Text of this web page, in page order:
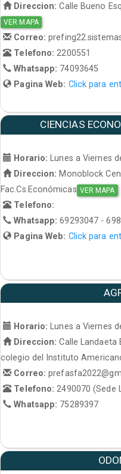
Direccion: Calle Bueno
VER MAPA
Correo:
Telefono: 2200551
Whatsapp: 74093645
Pagina Web: Click para
CIENCIAS
Horario: Lunes a Viernes
Direccion: Monoblock
Fac.Cs.Económicas VER MAPA
Telefono:
Whatsapp:69293047 -
Pagina Web: Click para
Horario:
Lunes a Viernes
Direccion: Calle Landaeta
colegio del Instituto
Correo:
Telefono: 2490070 (Sede
Whatsapp: 75289397